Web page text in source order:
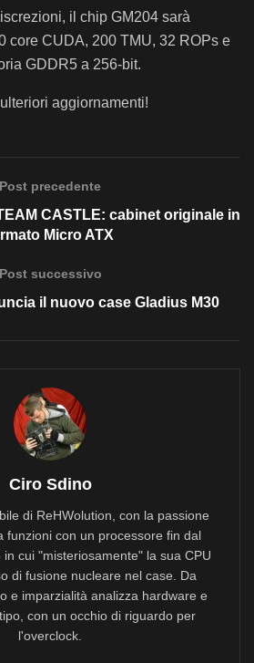
il chip GM204 sarà
core CUDA, 200 TMU, 32 ROPs e
GDDR5 a 256-bit.
aggiornamenti!
Post precedente
CASTLE: cabinet originale in
Micro ATX
Post successivo
il nuovo case Gladius M30
Ciro Sdino
di ReHWolution, con la passione
funzioni con un processore fin dal
cui "misteriosamente" la sua CPU
di fusione nucleare nel case. Da
e imparzialità analizza hardware e
con un occhio di riguardo per
l'overclock.